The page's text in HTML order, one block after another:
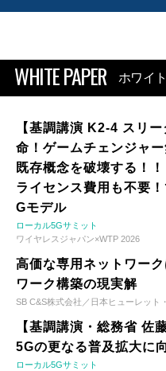
WHITE PAPER ホワイ
【基調講演 K2-4 スリ
命！ゲームチェンジャ
既存概念を破壊する！
ライセンス費用も不要
Gモデル
ローカル5Gサミット
ワイヤレスジャパン×WTP 2026
高価な専用ネットワー
ワーク構築の現実解
SB C&S株式会社／日本ヒューレット
【基調講演・総務省 佐
5Gの更なる普及拡大に
ローカル5Gサミット